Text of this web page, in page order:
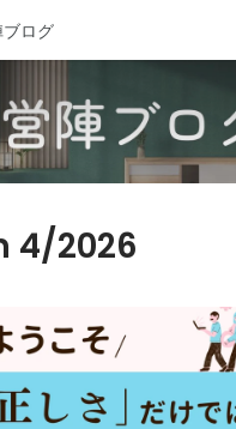
ログ
4/2026